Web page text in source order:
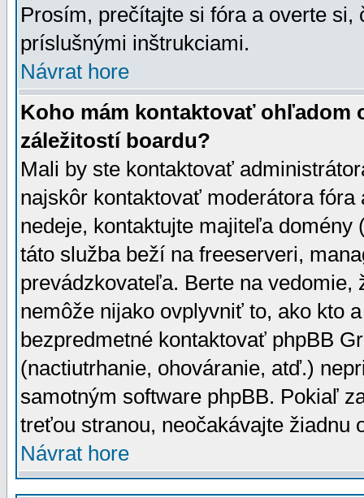
Prosím, prečítajte si fóra a overte
príslušnými inštrukciami.
Návrat hore
Koho mám kontaktovať ohľadom
záležitostí boardu?
Mali by ste kontaktovať
najskôr kontaktovať moderátora
nedeje, kontaktujte majiteľa
táto služba beží na freeserveri,
prevádzkovateľa. Berte na vedomie,
nemôže nijako ovplyvniť to, ako kto
bezpredmetné kontaktovať phpBB
(nactiutrhanie, ohováranie, atď.)
samotným software phpBB. Pokiaľ
treťou stranou, neočakávajte žiadnu
Návrat hore